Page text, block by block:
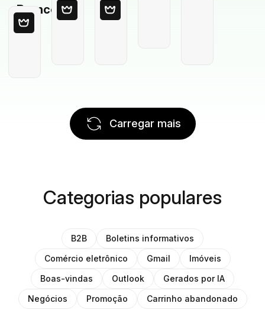
Branco
Carregar mais
Categorias populares
B2B
Boletins informativos
Comércio eletrônico
Gmail
Imóveis
Boas-vindas
Outlook
Gerados por IA
Negócios
Promoção Carrinho abandonado